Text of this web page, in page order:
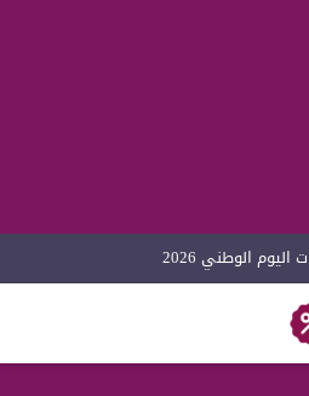
الوطني 2026